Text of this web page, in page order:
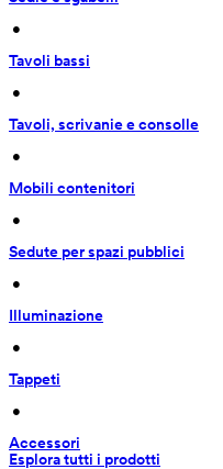
•
Tavoli bassi
•
Tavoli, scrivanie e consolle
•
Mobili contenitori
•
Sedute per spazi pubblici
•
Illuminazione
•
Tappeti
•
Accessori
Esplora tutti i prodotti